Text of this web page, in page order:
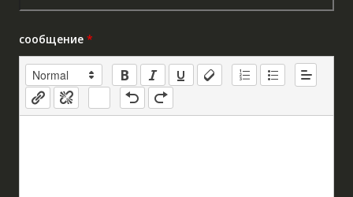
сообщение *